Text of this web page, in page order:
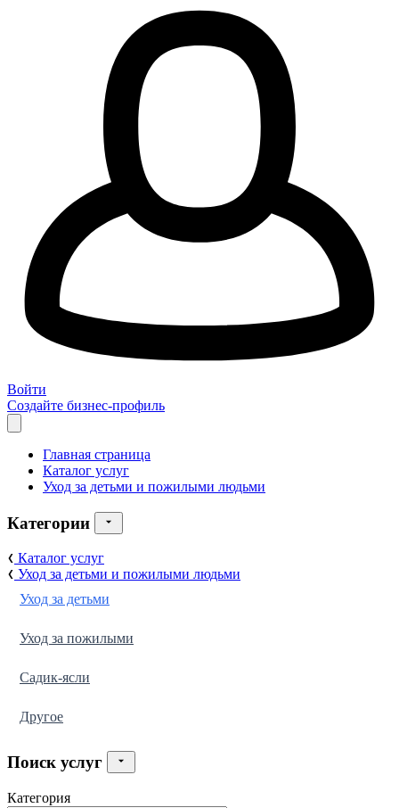
Войти
Создайте бизнес-профиль
Главная страница
Каталог услуг
Уход за детьми и пожилыми людьми
Категории
Каталог услуг
Уход за детьми и пожилыми людьми
Уход за детьми
Уход за пожилыми
Садик-ясли
Другое
Поиск услуг
Категория